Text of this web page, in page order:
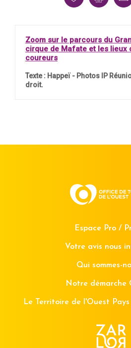
Zoom sur le parcours du
cirque de Mafate et les lieux
coureurs
Texte : Happeï - Photos IP
droit.
Espace Pro /
Votre avis nous
Qui sommes-
Notre démarche
Le Territoire de l'Ouest